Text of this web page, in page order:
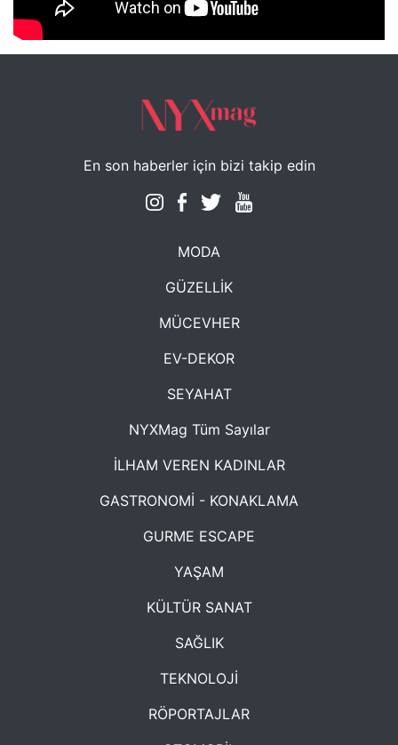
NYXmag 2. Yaş Kutlama Etkinliği
En son haberler için bizi takip edin
MODA
GÜZELLİK
MÜCEVHER
EV-DEKOR
SEYAHAT
NYXMag Tüm Sayılar
İLHAM VEREN KADINLAR
GASTRONOMİ - KONAKLAMA
GURME ESCAPE
YAŞAM
KÜLTÜR SANAT
SAĞLIK
TEKNOLOJİ
RÖPORTAJLAR